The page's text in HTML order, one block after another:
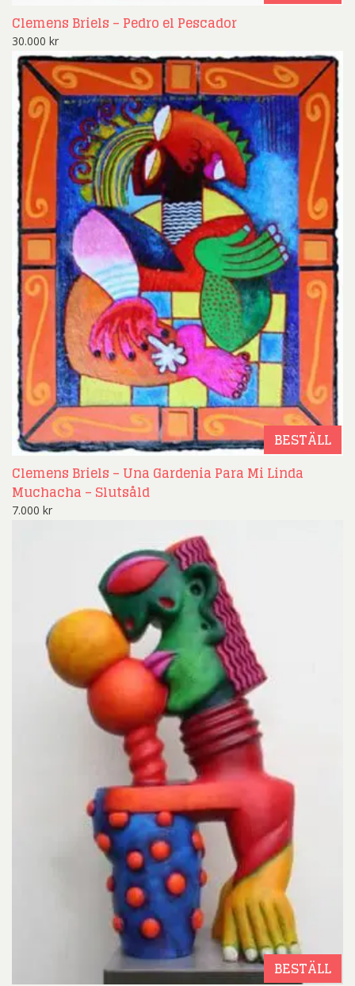
Clemens Briels – Pedro el Pescador
30.000 kr
BESTÄLL
Clemens Briels – Una Gardenia Para Mi Linda
Muchacha – Slutsåld
7.000 kr
BESTÄLL